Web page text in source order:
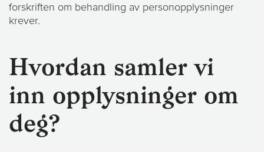
forskriften om behandling av personopplysninger
krever.
Hvordan samler vi
inn opplysninger om
deg?